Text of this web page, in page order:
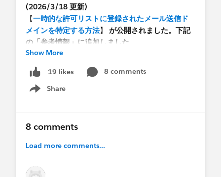
Q5. ユーザーのメールアドレスが「検証済み」なら
対応不要ですか?
A5:いいえ、ユーザーレベルの検証とドメインレベ
ルの検証は異なります。ユーザーのメールアドレ
スが検証済みでも、ドメイン検証（DKIM または
承認済みメールドメイン）が未設定の場合は、今
回の内容に影響するためメールが送信できなくな
ります。
Q6.gmail.comやoutlook.comのメールアドレス
は対象ですか? 対象外のメール送信はありますか？
の対象外です。gmail.com
送信機能は
(2026/3/18 更新)
【一時的な許可リストに登録されたメール送信ド
メインを特定する方法】 が公開されました。下記
の「参考情報」に追加しました。
【メール送信ドメイン検証の必須化タイムライ
】 が公開されました。[対応期限] の詳細は、こ
のナレッジを参照してください
[Spring '26 におけるメール配信ドメインの検証要
件について] ナレッジ記事が更新されました
が公開されました。下記の「参考情報」に追加し
Show More
19 likes
8 comments
Share
Show menu
8 comments
Load more comments...